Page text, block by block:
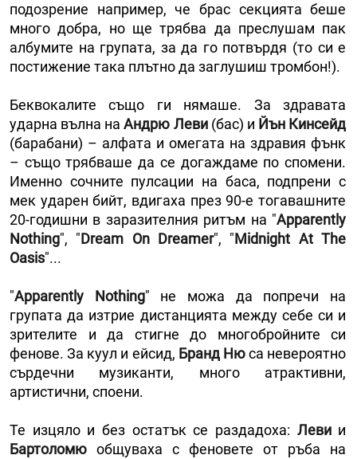
подозрение например, че брас секцията беше
много добра, но ще трябва да преслушам пак
албумите на групата, за да го потвърдя (то си е
постижение така плътно да заглушиш тромбон!).
Беквокалите също ги нямаше. За здравата
ударна вълна на Андрю Леви(бас) и Йън Кинсейд
(барабани) – алфата и омегата на здравия фънк
– също трябваше да се догаждаме по спомени.
Именно сочните пулсации на баса, подпрени с
мек ударен бийт, вдигаха през 90-е тогавашните
20-годишни в заразителния ритъм на "Apparently
Nothing", "Dream On Dreamer", "Midnight At The
Oasis"...
"Apparently Nothing" не можа да попречи на
групата да изтрие дистанцията между себе си и
зрителите и да стигне до многобройните си
фенове. За куул и ейсид, Бранд Нюса невероятно
сърдечни музиканти, много атрактивни,
артистични, споени.
Те изцяло и без остатък се раздадоха: Левии
Бартоломю общуваха с феновете от ръба на